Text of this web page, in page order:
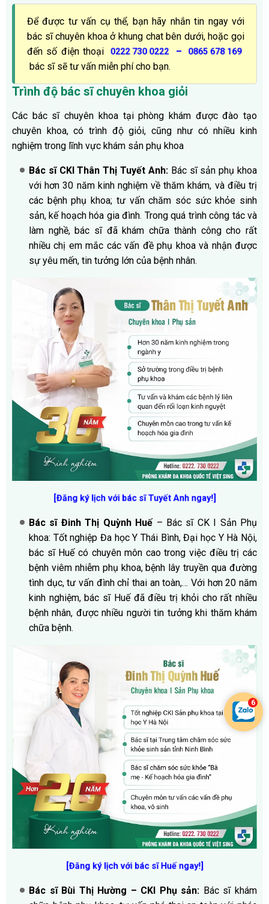
Để được tư vấn cụ thể, bạn hãy nhắn tin ngay với
bác sĩ chuyên khoa ở khung chat bên dưới, hoặc gọi
đến số điện thoại
0222 730 0222 – 0865 678 169
bác sĩ sẽ tư vấn miễn phí cho bạn.
Trình độ bác sĩ chuyên khoa giỏi
Các bác sĩ chuyên khoa tại phòng khám được đào tạo
chuyên khoa, có trình độ giỏi, cũng như có nhiều kinh
nghiệm trong lĩnh vực khám sản phụ khoa
Bác sĩ CKI Thân Thị Tuyết Anh:Bác sĩ sản phụ khoa
với hơn 30 năm kinh nghiệm về thăm khám, và điều trị
các bệnh phụ khoa; tư vấn chăm sóc sức khỏe sinh
sản, kế hoạch hóa gia đình. Trong quá trình công tác và
làm nghề, bác sĩ đã khám chữa thành công cho rất
nhiều chị em mắc các vấn đề phụ khoa và nhận được
sự yêu mến, tin tưởng lớn của bệnh nhân.
[Đăng ký lịch với bác sĩ Tuyết Anh ngay!]
Bác sĩ Đinh Thị Quỳnh Huế – Bác sĩ CK I Sản Phụ
khoa: Tốt nghiệp Đa học Y Thái Bình, Đại học Y Hà Nội,
bác sĩ Huế có chuyên môn cao trong việc điều trị các
bệnh viêm nhiễm phụ khoa, bệnh lây truyền qua đường
tình dục, tư vấn đình chỉ thai an toàn,… Với hơn 20 năm
kinh nghiệm, bác sĩ Huế đã điều trị khỏi cho rất nhiều
bệnh nhân, được nhiều người tin tưởng khi thăm khám
chữa bệnh.
[Đăng ký lịch với bác sĩ Huế ngay!]
Bác sĩ Bùi Thị Hường – CKI Phụ sản: Bác sĩ khám